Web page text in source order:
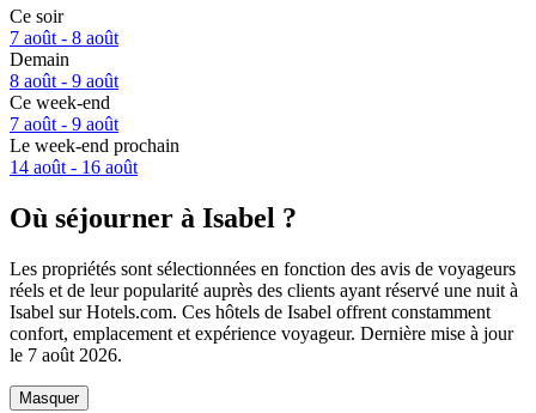
Ce soir
7 août - 8 août
Demain
8 août - 9 août
Ce week-end
7 août - 9 août
Le week-end prochain
14 août - 16 août
Où séjourner à Isabel ?
Les propriétés sont sélectionnées en fonction des avis de voyageurs
réels et de leur popularité auprès des clients ayant réservé une nuit à
Isabel sur Hotels.com. Ces hôtels de Isabel offrent constamment
confort, emplacement et expérience voyageur. Dernière mise à jour
le 7 août 2026.
Masquer